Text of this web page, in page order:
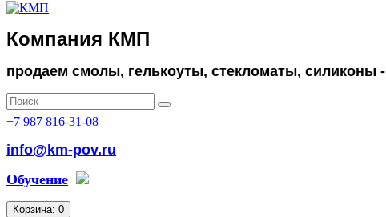
Компания КМП
продаем смолы, гелькоуты, стекломаты, силиконы -
+7 987 816-31-08
info@km-pov.ru
Обучение
Корзина: 0